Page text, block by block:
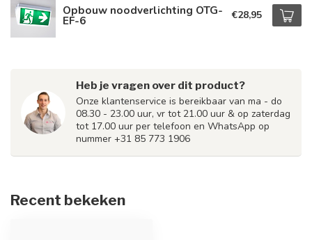
Opbouw noodverlichting OTG-
EF-6 €28,95
Heb je vragen over dit product?
Onze klantenservice is bereikbaar van ma - do
08.30 - 23.00 uur, vr tot 21.00 uur & op zaterdag
tot 17.00 uur per telefoon en WhatsApp op
nummer +31 85 773 1906
Recent bekeken